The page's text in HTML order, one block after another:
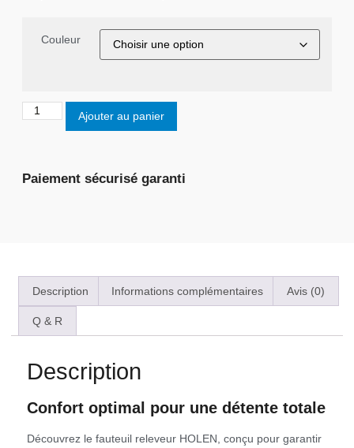
Couleur
Ajouter au panier
Paiement sécurisé garanti
Description Informations complémentaires Avis (0)
Q & R
Description
Confort optimal pour une détente totale
Découvrez le fauteuil releveur HOLEN, conçu pour garantir